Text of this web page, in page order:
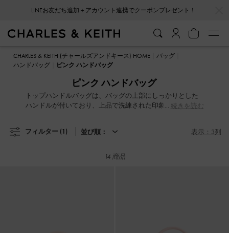
LINEお友だち追加＋アカウント連携でクーポンプレゼント！
LINEお友だち追加＋アカウント連携でクーポンプレゼント！
CHARLES & KEITH (チャールズアンドキース) HOME
バッグ
ハンドバッグ
ピンク ハンドバッグ
ピンク ハンドバッグ
トップハンドルバッグは、バッグの上部にしっかりとした
ハンドルが付いており、上品で洗練された印象を与え、タ
まざまな形やサイズを取り揃えています。また、ルーシ
ィテールが施されたトップハンドルバッグもあり、ユニー
続きを読む
フィルター (1) 並び順： 表示：3列
14 商品